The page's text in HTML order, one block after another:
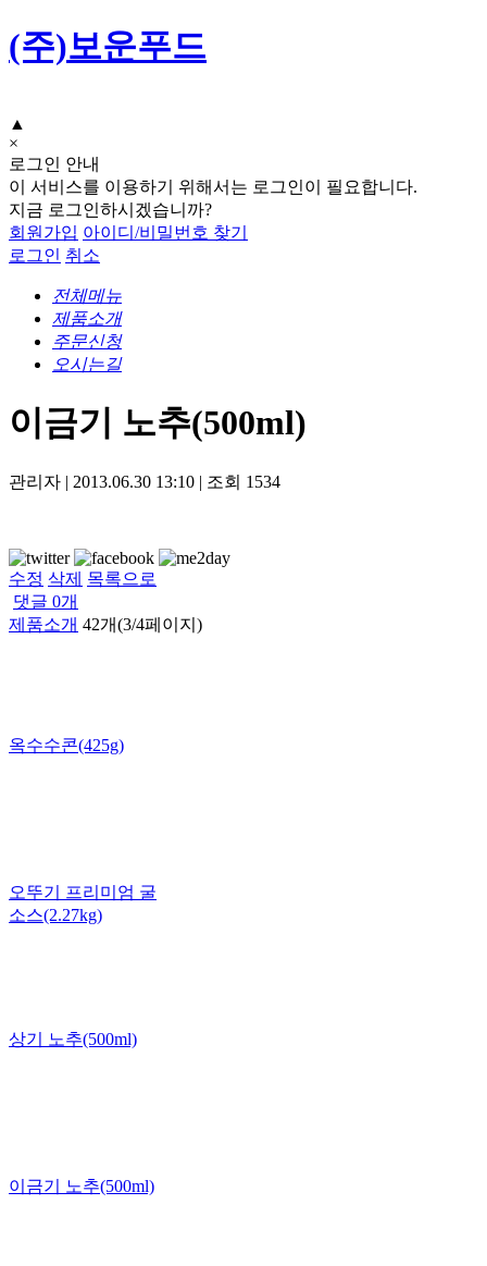
(주)보운푸드
▲
×
로그인 안내
이 서비스를 이용하기 위해서는 로그인이 필요합니다.
지금 로그인하시겠습니까?
회원가입 아이디/비밀번호 찾기
로그인 취소
전체메뉴
제품소개
주문신청
오시는길
이금기 노추(500ml)
관리자 | 2013.06.30 13:10 | 조회 1534
수정 삭제 목록으로
댓글 0개
제품소개 42개(3/4페이지)
옥수수콘(425g)
오뚜기 프리미엄 굴
소스(2.27kg)
상기 노추(500ml)
이금기 노추(500ml)